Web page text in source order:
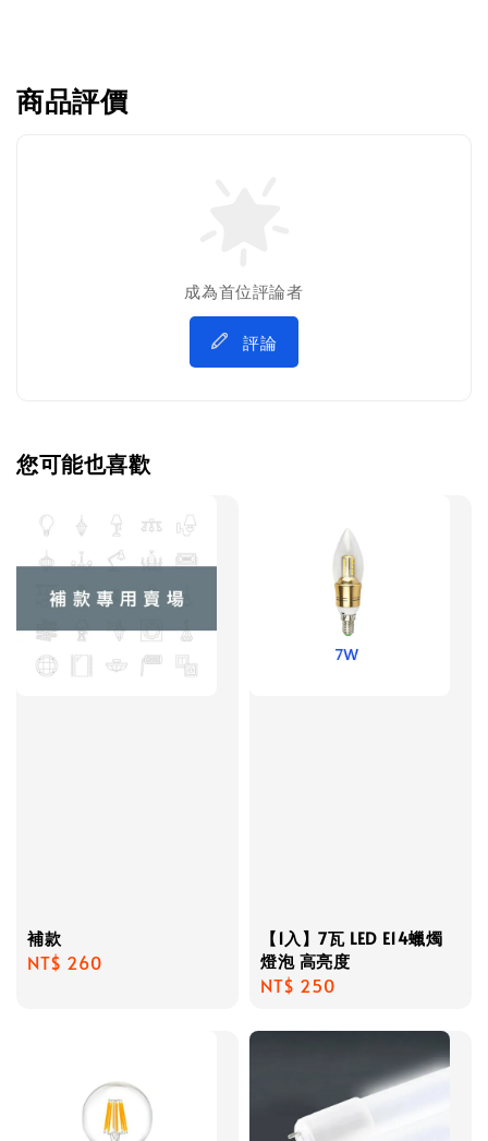
商品評價
成為首位評論者
評論
您可能也喜歡
補款
Regular
NT$ 260
【1入】7瓦 LED E14蠟燭
燈泡 高亮度
Regular
NT$ 250